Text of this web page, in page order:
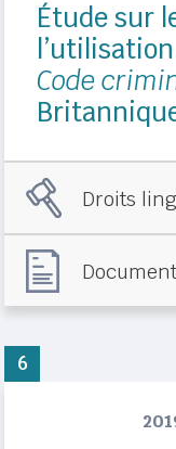
Étude sur
Code
Droits
6